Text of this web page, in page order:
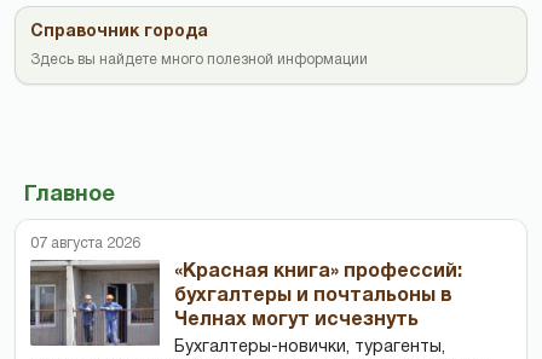
Справочник города
Здесь вы найдете много полезной информации
Главное
07 августа 2026
«Красная книга» профессий:
бухгалтеры и почтальоны в
Челнах могут исчезнуть
Бухгалтеры-новички, тур­агенты,